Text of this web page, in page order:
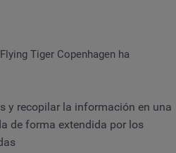
Tiger Copenhagen ha
y recopilar la información en una
de forma extendida por los